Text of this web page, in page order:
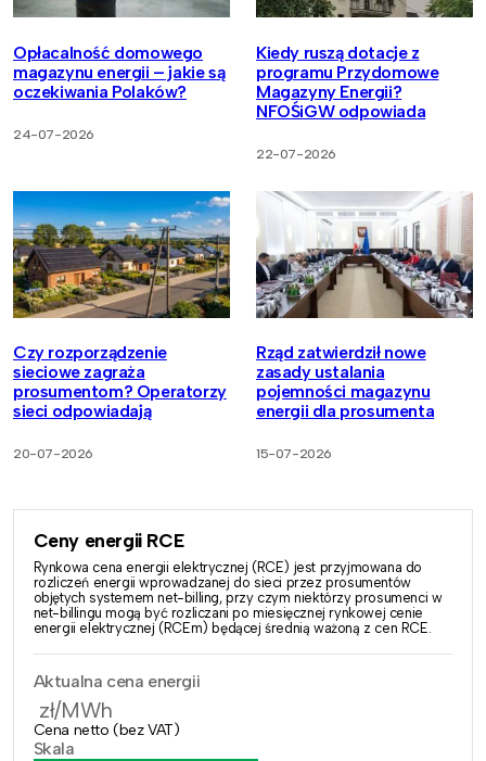
Opłacalność domowego
magazynu energii – jakie są
oczekiwania Polaków?
24-07-2026
Kiedy ruszą dotacje z
programu Przydomowe
Magazyny Energii?
NFOŚiGW odpowiada
22-07-2026
Czy rozporządzenie
sieciowe zagraża
prosumentom? Operatorzy
sieci odpowiadają
20-07-2026
Rząd zatwierdził nowe
zasady ustalania
pojemności magazynu
energii dla prosumenta
15-07-2026
Ceny energii RCE
Rynkowa cena energii elektrycznej (RCE) jest przyjmowana do
rozliczeń energii wprowadzanej do sieci przez prosumentów
objętych systemem net-billing, przy czym niektórzy prosumenci w
net-billingu mogą być rozliczani po miesięcznej rynkowej cenie
energii elektrycznej (RCEm) będącej średnią ważoną z cen RCE.
Aktualna cena energii
zł/MWh
Cena netto (bez VAT)
Skala